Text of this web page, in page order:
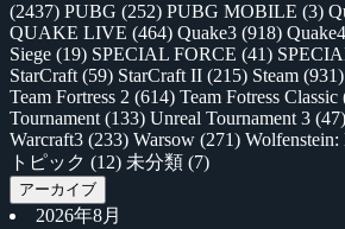
(2437) PUBG (252) PUBG MOBILE (3)
QUAKE LIVE (464) Quake3 (918) Quake4
Siege (19) SPECIAL FORCE (41)
StarCraft (59) StarCraft II (215) Steam (931)
Team Fortress 2 (614) Team Fotress Classic
Tournament (133) Unreal Tournament 3 (47)
Warcraft3 (233) Warsow (271)
トピック (12) 未分類 (7)
アーカイブ
2026年8月